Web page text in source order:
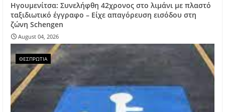
Ηγουμενίτσα: Συνελήφθη 42χρονος στο λιμάνι με πλαστό
ταξιδιωτικό έγγραφο – Είχε απαγόρευση εισόδου στη
ζώνη Schengen
August 04, 2026
ΘΕΣΠΡΩΤΙΑ